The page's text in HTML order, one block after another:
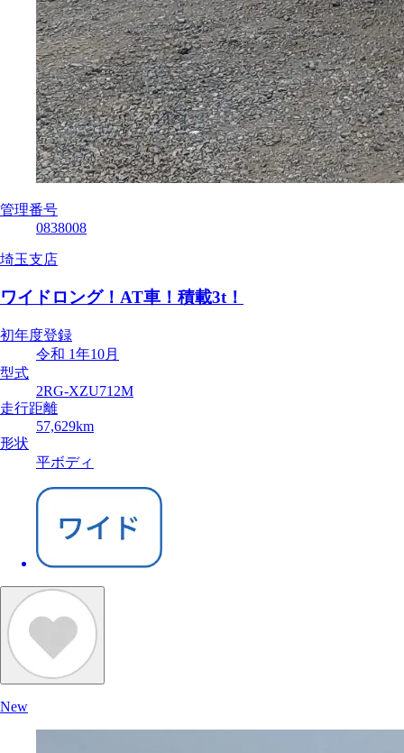
管理番号
0838008
埼玉支店
ワイドロング！AT車！積載3t！
初年度登録
令和 1年10月
型式
2RG-XZU712M
走行距離
57,629km
形状
平ボディ
New